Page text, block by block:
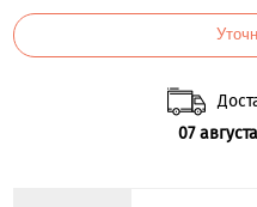
07 августа